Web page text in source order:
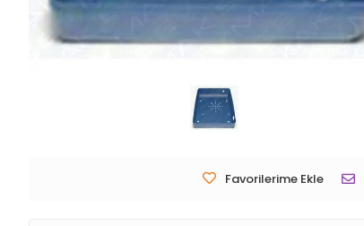
Favorilerime Ekle